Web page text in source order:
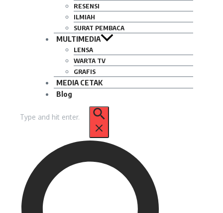
RESENSI
ILMIAH
SURAT PEMBACA
MULTIMEDIA
LENSA
WARTA TV
GRAFIS
MEDIA CETAK
Blog
untuk: